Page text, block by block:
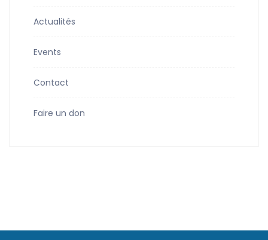
Actualités
Events
Contact
Faire un don